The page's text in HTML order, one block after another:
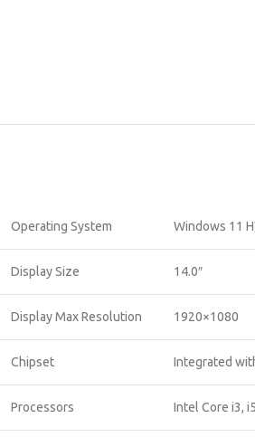
Operating System Windows 11
Display Size 14.0″
Display Max Resolution 1920×1080
Chipset Integrated
Processors Intel Core i3,